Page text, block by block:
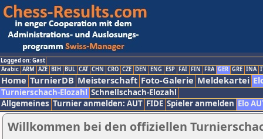
Logged on: Gast
Arabic ARM AZE BIH BUL CAT CHN CRO CZE DEN ENG ESP FAI FIN FRA GER GRE INA
Home TurnierDB Meisterschaft Foto-Galerie Meldekartei
Turnierschach-Elozahl Schnellschach-Elozahl
Allgemeines Turnier anmelden: AUT FIDE Spieler anmelden Elo
Willkommen bei den offiziellen